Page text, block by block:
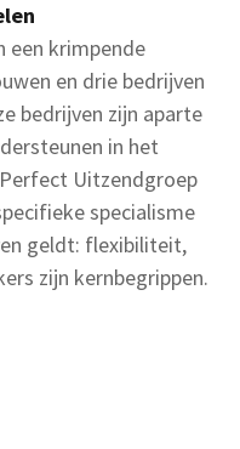
een krimpende
en drie bedrijven
bedrijven zijn aparte
in het
Uitzendgroep
specialisme
geldt: flexibiliteit,
zijn kernbegrippen.